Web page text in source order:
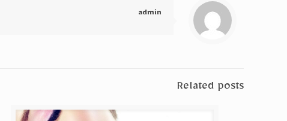
admin
Related posts